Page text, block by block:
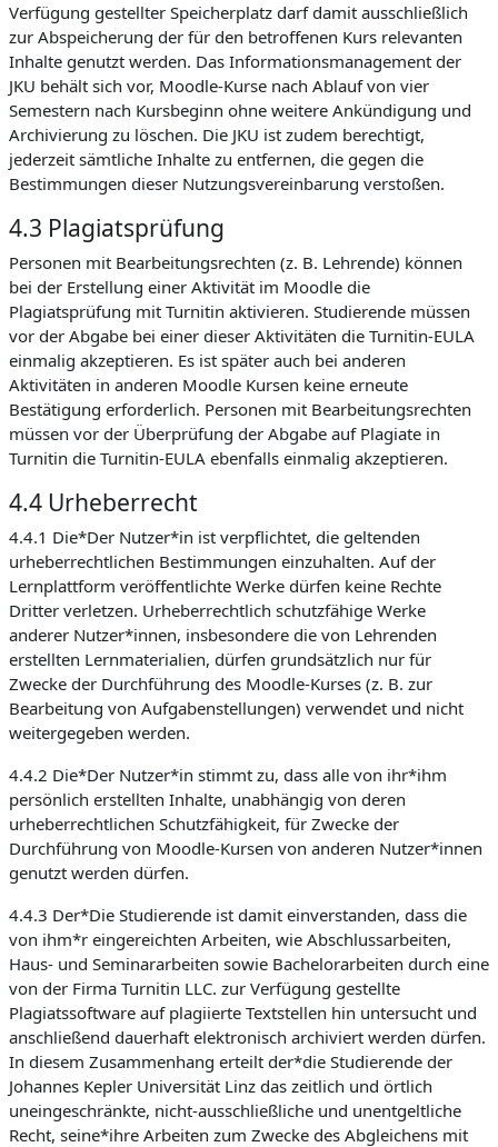
Verfügung gestellter Speicherplatz darf damit ausschließlich
zur Abspeicherung der für den betroffenen Kurs relevanten
Inhalte genutzt werden. Das Informationsmanagement der
JKU behält sich vor, Moodle-Kurse nach Ablauf von vier
Semestern nach Kursbeginn ohne weitere Ankündigung und
Archivierung zu löschen. Die JKU ist zudem berechtigt,
jederzeit sämtliche Inhalte zu entfernen, die gegen die
Bestimmungen dieser Nutzungsvereinbarung verstoßen.
4.3 Plagiatsprüfung
Personen mit Bearbeitungsrechten (z. B. Lehrende) können
bei der Erstellung einer Aktivität im Moodle die
Plagiatsprüfung mit Turnitin aktivieren. Studierende müssen
vor der Abgabe bei einer dieser Aktivitäten die Turnitin-EULA
einmalig akzeptieren. Es ist später auch bei anderen
Aktivitäten in anderen Moodle Kursen keine erneute
Bestätigung erforderlich. Personen mit Bearbeitungsrechten
müssen vor der Überprüfung der Abgabe auf Plagiate in
Turnitin die Turnitin-EULA ebenfalls einmalig akzeptieren.
4.4 Urheberrecht
4.4.1 Die*Der Nutzer*in ist verpflichtet, die geltenden
urheberrechtlichen Bestimmungen einzuhalten. Auf der
Lernplattform veröffentlichte Werke dürfen keine Rechte
Dritter verletzen. Urheberrechtlich schutzfähige Werke
anderer Nutzer*innen, insbesondere die von Lehrenden
erstellten Lernmaterialien, dürfen grundsätzlich nur für
Zwecke der Durchführung des Moodle-Kurses (z. B. zur
Bearbeitung von Aufgabenstellungen) verwendet und nicht
weitergegeben werden.
4.4.2 Die*Der Nutzer*in stimmt zu, dass alle von ihr*ihm
persönlich erstellten Inhalte, unabhängig von deren
urheberrechtlichen Schutzfähigkeit, für Zwecke der
Durchführung von Moodle-Kursen von anderen Nutzer*innen
genutzt werden dürfen.
4.4.3 Der*Die Studierende ist damit einverstanden, dass die
von ihm*r eingereichten Arbeiten, wie Abschlussarbeiten,
Haus- und Seminararbeiten sowie Bachelorarbeiten durch eine
von der Firma Turnitin LLC. zur Verfügung gestellte
Plagiatssoftware auf plagiierte Textstellen hin untersucht und
anschließend dauerhaft elektronisch archiviert werden dürfen.
In diesem Zusammenhang erteilt der*die Studierende der
Johannes Kepler Universität Linz das zeitlich und örtlich
uneingeschränkte, nicht-ausschließliche und unentgeltliche
Recht, seine*ihre Arbeiten zum Zwecke des Abgleichens mit